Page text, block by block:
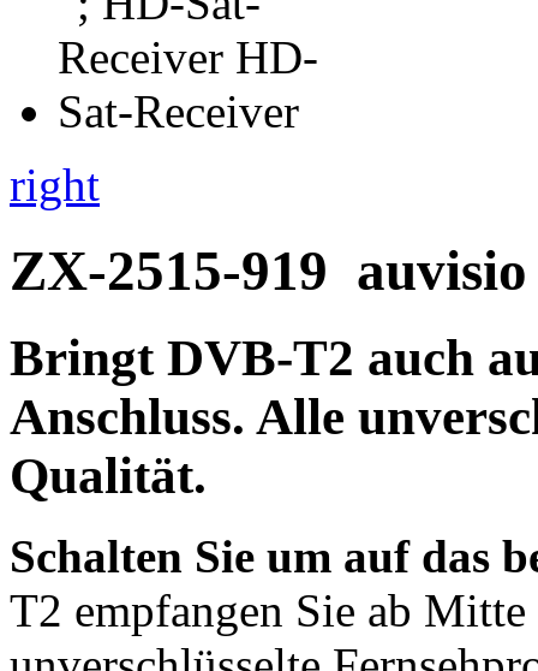
right
ZX-2515-919 auvisio
Bringt DVB-T2 auch
Anschluss. Alle
Qualität.
Schalten Sie um auf das
T2 empfangen Sie ab